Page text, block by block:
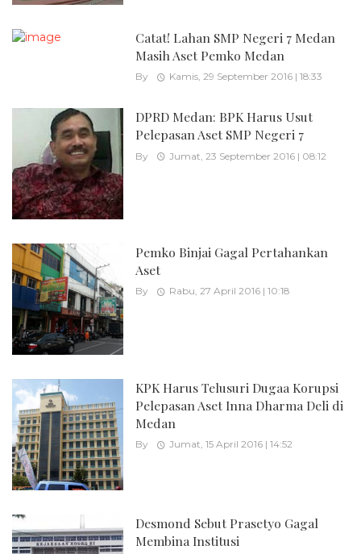
Catat! Lahan SMP Negeri 7 Medan
Masih Aset Pemko Medan
By Kamis, 29 September 2016 | 18:33
DPRD Medan: BPK Harus Usut
Pelepasan Aset SMP Negeri 7
By Jumat, 23 September 2016 | 08:12
Pemko Binjai Gagal Pertahankan
Aset
By Rabu, 27 April 2016 | 10:18
KPK Harus Telusuri Dugaa Korupsi
Pelepasan Aset Inna Dharma Deli di
Medan
By Jumat, 15 April 2016 | 14:52
Desmond Sebut Prasetyo Gagal
Membina Institusi